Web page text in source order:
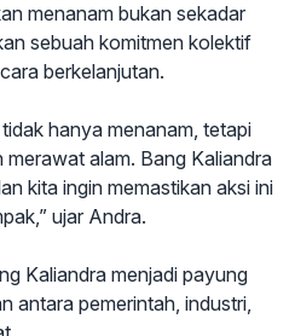
menanam bukan sekadar
sebuah komitmen kolektif
berkelanjutan.
hanya menanam, tetapi
merawat alam. Bang Kaliandra
kita ingin memastikan aksi ini
ujar Andra.
Kaliandra menjadi payung
antara pemerintah, industri,